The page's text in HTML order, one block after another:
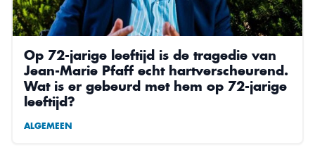
Op 72-jarige leeftijd is de tragedie van
Jean-Marie Pfaff echt hartverscheurend.
Wat is er gebeurd met hem op 72-jarige
leeftijd?
ALGEMEEN